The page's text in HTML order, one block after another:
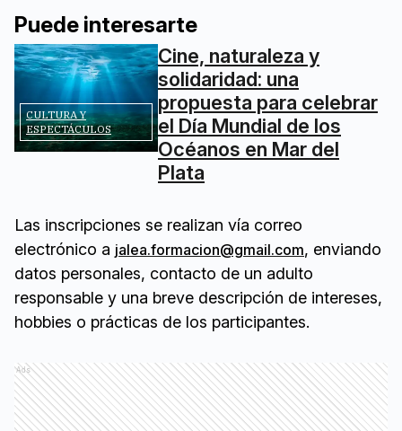
Puede interesarte
CULTURA Y
ESPECTÁCULOS
Cine, naturaleza y
solidaridad: una
propuesta para celebrar
el Día Mundial de los
Océanos en Mar del
Plata
Las inscripciones se realizan vía correo
electrónico a jalea.formacion@gmail.com, enviando
datos personales, contacto de un adulto
responsable y una breve descripción de intereses,
hobbies o prácticas de los participantes.
Ads